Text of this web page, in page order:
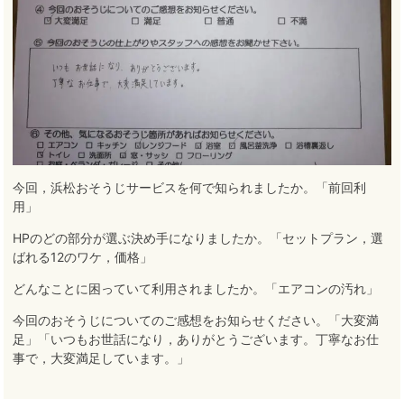
今回，浜松おそうじサービスを何で知られましたか。「前回利
用」
HPのどの部分が選ぶ決め手になりましたか。「セットプラン，選
ばれる12のワケ，価格」
どんなことに困っていて利用されましたか。「エアコンの汚れ」
今回のおそうじについてのご感想をお知らせください。「大変満
足」「いつもお世話になり，ありがとうございます。丁寧なお仕
事で，大変満足しています。」